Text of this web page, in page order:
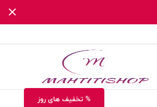
% تخفیف های روز